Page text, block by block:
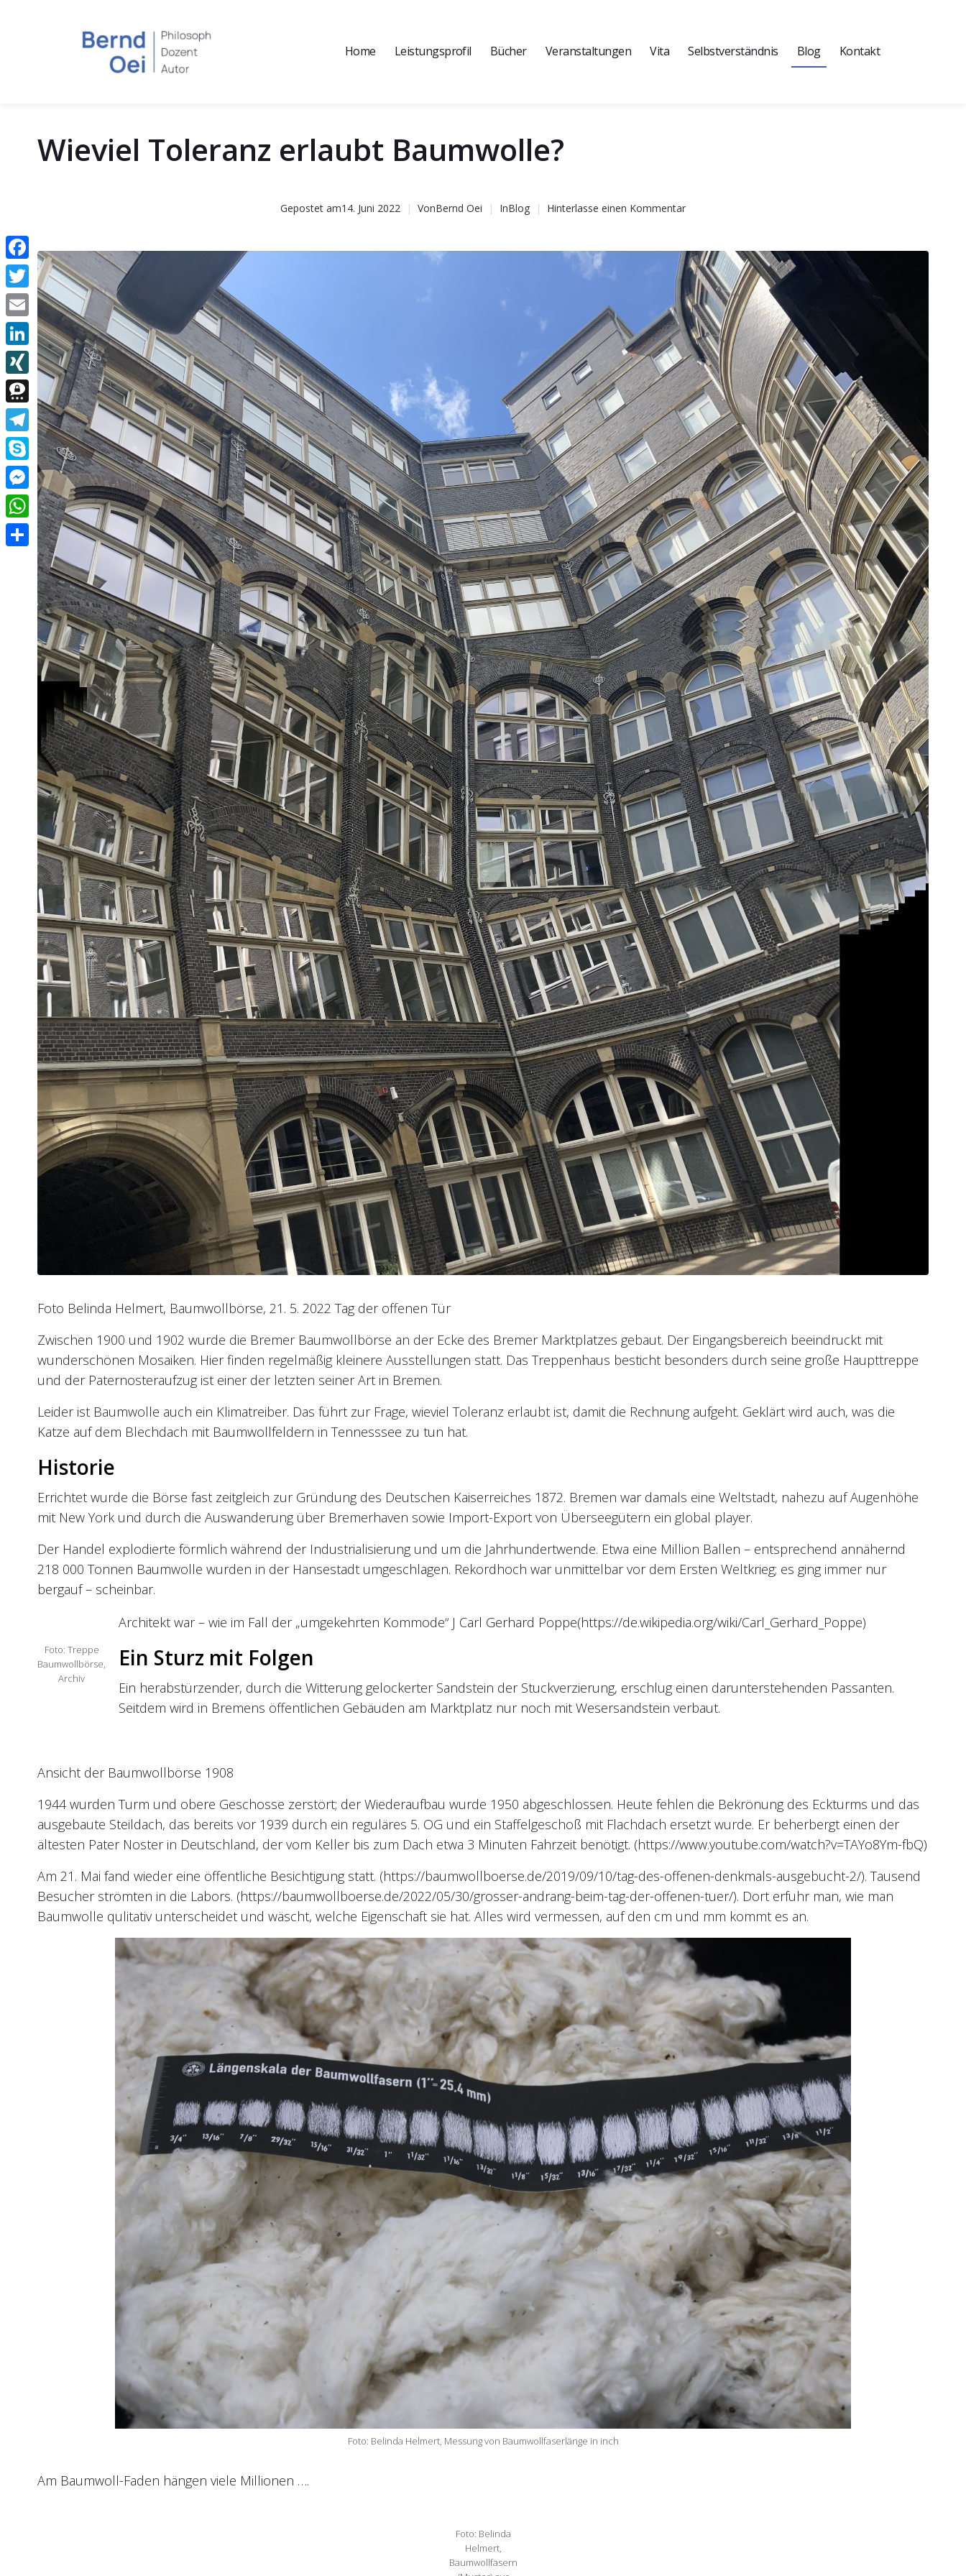
Home Leistungsprofil Bücher Veranstaltungen Vita Selbstverständnis Blog Kontakt
Wieviel Toleranz erlaubt Baumwolle?
Gepostet am14. Juni 2022 VonBernd Oei InBlog Hinterlasse einen Kommentar
Foto Belinda Helmert, Baumwollbörse, 21. 5. 2022 Tag der offenen Tür
Zwischen 1900 und 1902 wurde die Bremer Baumwollbörse an der Ecke des Bremer Marktplatzes gebaut. Der Eingangsbereich beeindruckt mit
wunderschönen Mosaiken. Hier finden regelmäßig kleinere Ausstellungen statt. Das Treppenhaus besticht besonders durch seine große Haupttreppe
und der Paternosteraufzug ist einer der letzten seiner Art in Bremen.
Leider ist Baumwolle auch ein Klimatreiber. Das führt zur Frage, wieviel Toleranz erlaubt ist, damit die Rechnung aufgeht. Geklärt wird auch, was die
Katze auf dem Blechdach mit Baumwollfeldern in Tennesssee zu tun hat.
Historie
Errichtet wurde die Börse fast zeitgleich zur Gründung des Deutschen Kaiserreiches 1872. Bremen war damals eine Weltstadt, nahezu auf Augenhöhe
mit New York und durch die Auswanderung über Bremerhaven sowie Import-Export von Überseegütern ein global player.
Der Handel explodierte förmlich während der Industrialisierung und um die Jahrhundertwende. Etwa eine Million Ballen – entsprechend annähernd
218 000 Tonnen Baumwolle wurden in der Hansestadt umgeschlagen. Rekordhoch war unmittelbar vor dem Ersten Weltkrieg; es ging immer nur
bergauf – scheinbar.
Foto: Treppe
Baumwollbörse,
Archiv
Architekt war – wie im Fall der „umgekehrten Kommode“ J Carl Gerhard Poppe(https://de.wikipedia.org/wiki/Carl_Gerhard_Poppe)
Ein Sturz mit Folgen
Ein herabstürzender, durch die Witterung gelockerter Sandstein der Stuckverzierung, erschlug einen darunterstehenden Passanten.
Seitdem wird in Bremens öffentlichen Gebäuden am Marktplatz nur noch mit Wesersandstein verbaut.
Ansicht der Baumwollbörse 1908
1944 wurden Turm und obere Geschosse zerstört; der Wiederaufbau wurde 1950 abgeschlossen. Heute fehlen die Bekrönung des Eckturms und das
ausgebaute Steildach, das bereits vor 1939 durch ein reguläres 5. OG und ein Staffelgeschoß mit Flachdach ersetzt wurde. Er beherbergt einen der
ältesten Pater Noster in Deutschland, der vom Keller bis zum Dach etwa 3 Minuten Fahrzeit benötigt. (https://www.youtube.com/watch?v=TAYo8Ym-fbQ)
Am 21. Mai fand wieder eine öffentliche Besichtigung statt. (https://baumwollboerse.de/2019/09/10/tag-des-offenen-denkmals-ausgebucht-2/). Tausend
Besucher strömten in die Labors. (https://baumwollboerse.de/2022/05/30/grosser-andrang-beim-tag-der-offenen-tuer/). Dort erfuhr man, wie man
Baumwolle qulitativ unterscheidet und wäscht, welche Eigenschaft sie hat. Alles wird vermessen, auf den cm und mm kommt es an.
Foto: Belinda Helmert, Messung von Baumwollfaserlänge in inch
Am Baumwoll-Faden hängen viele Millionen ….
Foto: Belinda
Helmert,
Baumwollfasern
Facebook
Twitter
Email
LinkedIn
XING
Threema
Telegram
Skype
Messenger
WhatsApp